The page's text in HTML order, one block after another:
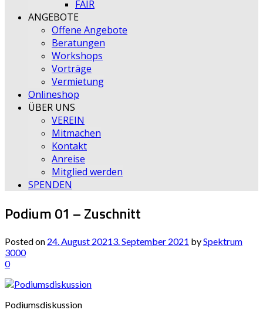
FAIR
ANGEBOTE
Offene Angebote
Beratungen
Workshops
Vorträge
Vermietung
Onlineshop
ÜBER UNS
VEREIN
Mitmachen
Kontakt
Anreise
Mitglied werden
SPENDEN
Podium 01 – Zuschnitt
Posted on 24. August 20213. September 2021 bySpektrum
3000
0
Podiumsdiskussion